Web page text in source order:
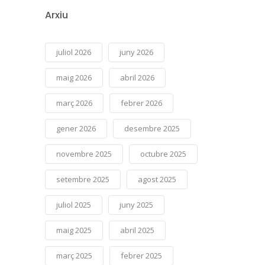
Arxiu
juliol 2026 juny 2026
maig 2026 abril 2026
març 2026 febrer 2026
gener 2026 desembre 2025
novembre 2025 octubre 2025
setembre 2025 agost 2025
juliol 2025 juny 2025
maig 2025 abril 2025
març 2025 febrer 2025